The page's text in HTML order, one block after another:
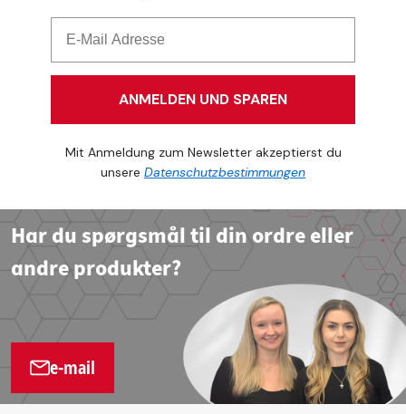
ANMELDEN UND SPAREN
Mit Anmeldung zum Newsletter akzeptierst du
unsere Datenschutzbestimmungen
Har du spørgsmål til din ordre eller
andre produkter?
e-mail